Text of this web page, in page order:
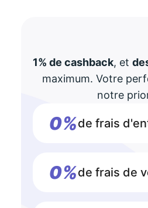
1% de cashback, et
maximum. Votre
notre
0%de frais
0%de frais de